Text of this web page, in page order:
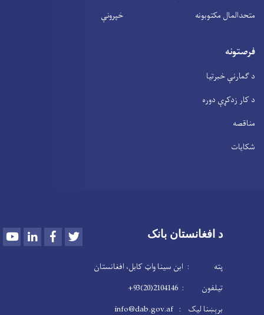
متحدالمال مکتوبونه
خپرونې
فرصتونه
د ګمارنې خبرتیا
د کار زدکړې دوره
مناقصه
شکایات
د افغانستان بانک YoutubeLinkedInFacebook
پته : ابن سینا واټ کابل، افغانستان
تیلفون : 2104146(20)93+
برېښنا لیک : info@dab.gov.af